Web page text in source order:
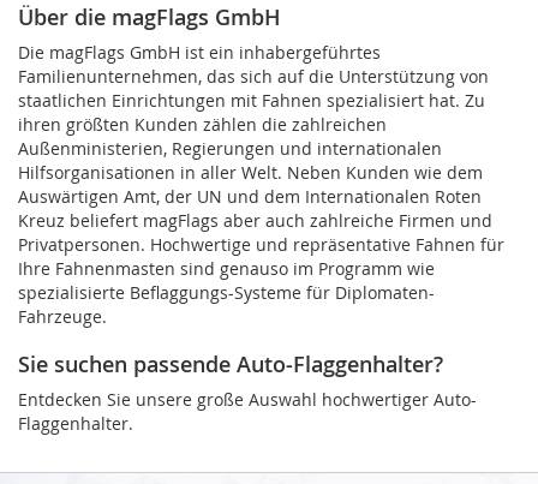
Über die magFlags GmbH
Die magFlags GmbH ist ein inhabergeführtes
Familienunternehmen, das sich auf die Unterstützung von
staatlichen Einrichtungen mit Fahnen spezialisiert hat. Zu
ihren größten Kunden zählen die zahlreichen
Außenministerien, Regierungen und internationalen
Hilfsorganisationen in aller Welt. Neben Kunden wie dem
Auswärtigen Amt, der UN und dem Internationalen Roten
Kreuz beliefert magFlags aber auch zahlreiche Firmen und
Privatpersonen. Hochwertige und repräsentative Fahnen für
Ihre Fahnenmasten sind genauso im Programm wie
spezialisierte Beflaggungs-Systeme für Diplomaten-
Fahrzeuge.
Sie suchen passende Auto-Flaggenhalter?
Entdecken Sie unsere große Auswahl hochwertiger Auto-
Flaggenhalter.